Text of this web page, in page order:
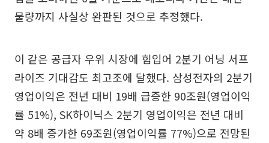
물량까지 사실상 완판된 것으로 추정했다.
이 같은 공급자 우위 시장에 힘입어 2분기 어닝 서프
라이즈 기대감도 최고조에 달했다. 삼성전자의 2분기
영업이익은 전년 대비 19배 급증한 90조원(영업이익
률 51%), SK하이닉스 2분기 영업이익은 전년 대비
약 8배 증가한 69조원(영업이익률 77%)으로 전망된